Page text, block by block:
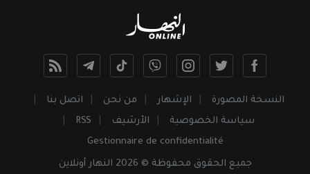
النسخة المصورة الإشهار من نحن
اتصل بنا
سياسة الخصوصية
الأرشيف
RSS
Gestionnaire de confidentialité
جميع الحقوق محفوظة © 2026 النهار أونلاين